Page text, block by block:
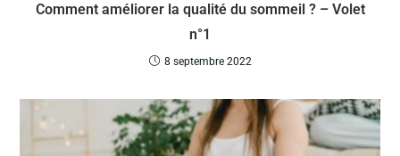
Comment améliorer la qualité du sommeil ? – Volet
n°1
8 septembre 2022